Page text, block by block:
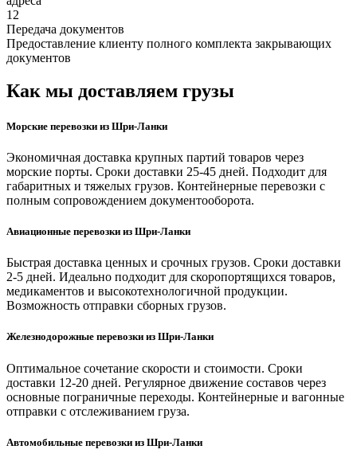
12
Передача документов
Предоставление клиенту полного комплекта закрывающих
документов
Как мы доставляем грузы
Морские перевозки из Шри-Ланки
Экономичная доставка крупных партий товаров через
морские порты. Сроки доставки 25-45 дней. Подходит для
габаритных и тяжелых грузов. Контейнерные перевозки с
полным сопровождением документооборота.
Авиационные перевозки из Шри-Ланки
Быстрая доставка ценных и срочных грузов. Сроки доставки
2-5 дней. Идеально подходит для скоропортящихся товаров,
медикаментов и высокотехнологичной продукции.
Возможность отправки сборных грузов.
Железнодорожные перевозки из Шри-Ланки
Оптимальное сочетание скорости и стоимости. Сроки
доставки 12-20 дней. Регулярное движение составов через
основные пограничные переходы. Контейнерные и вагонные
отправки с отслеживанием груза.
Автомобильные перевозки из Шри-Ланки